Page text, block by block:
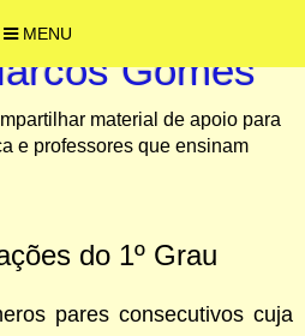
MENU
Gomes
material de apoio para
e professores que ensinam
do 1º Grau
pares consecutivos cuja